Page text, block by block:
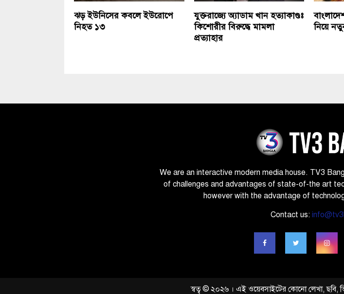
ঝড় ইউনিসের কবলে ইউরোপে
নিহত ১৩
যুক্তরাজ্যে অ্যাডাম খান হত্যাকাণ্ডঃ
কিশোরীর বিরুদ্ধে মামলা
প্রত্যাহার
নিয়ে
We are an interactive modern media house. TV3
of challenges and advantages of state-of-the art
however with the advantage of
Contact us:
স্বত্ব © ২০২৬ । এই ওয়েবসাইটের কোনো লেখা, ছবি,